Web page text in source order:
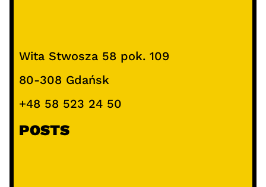
Wita Stwosza 58 pok. 109
80-308 Gdańsk
+48 58 523 24 50
POSTS